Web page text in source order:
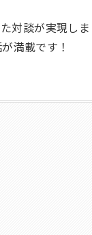
対談が実現し
満載です！